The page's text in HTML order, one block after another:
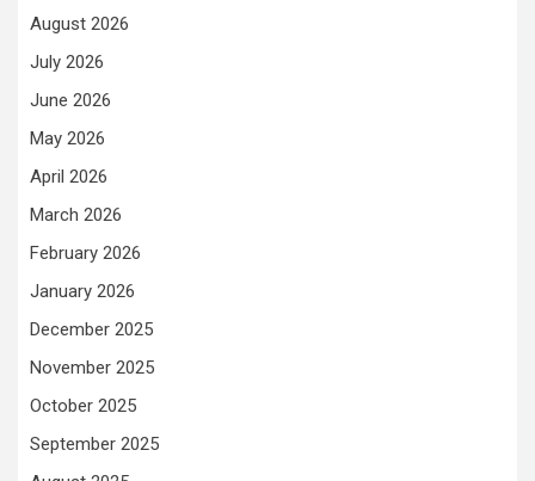
August 2026
July 2026
June 2026
May 2026
April 2026
March 2026
February 2026
January 2026
December 2025
November 2025
October 2025
September 2025